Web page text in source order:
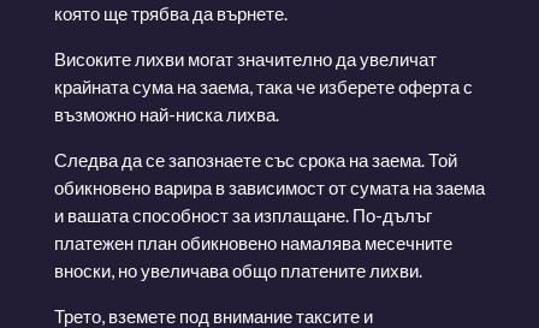
която ще трябва да върнете.
Високите лихви могат значително да увеличат
крайната сума на заема, така че изберете оферта с
възможно най-ниска лихва.
Следва да се запознаете със срока на заема. Той
обикновено варира в зависимост от сумата на заема
и вашата способност за изплащане. По-дълъг
платежен план обикновено намалява месечните
вноски, но увеличава общо платените лихви.
Трето, вземете под внимание таксите и